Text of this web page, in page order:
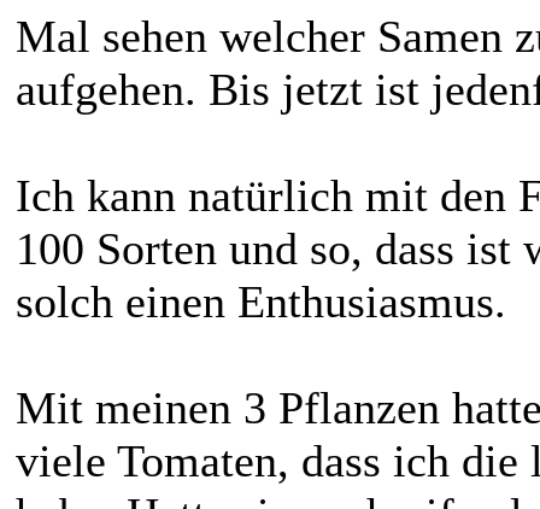
Mal sehen welcher Samen
aufgehen. Bis jetzt ist
Ich kann natürlich mit den
100 Sorten und so, dass
solch einen Enthusiasmus.
Mit meinen 3 Pflanzen
viele Tomaten, dass ich die